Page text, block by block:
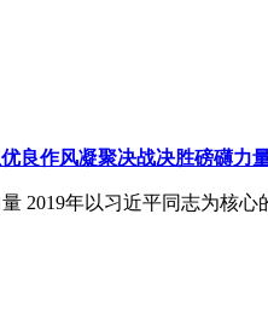
优良作风凝聚决战决胜磅礴力
2019年以习近平同志为核